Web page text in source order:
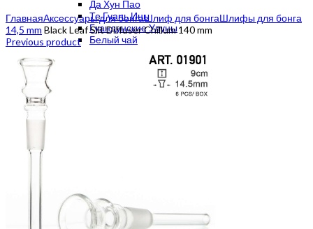
Да Хун Пао
Те Гуань Инь
Гуандунские Улуны
Белый чай
Благовония
Доставка и оплата
Контакты
ГлавнаяАксессуары для бонгаШлиф для бонгаШлифы для бонга
14,5 mm Black Leaf Slit Diffuser Chillum 140 mm
Previous product